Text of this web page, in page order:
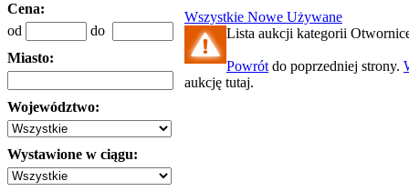
Cena:
od
do
Miasto:
Województwo:
Wystawione w ciągu:
Wszystkie Nowe Używane
Lista aukcji kategorii
Powrót do poprzedniej strony.
aukcję tutaj.